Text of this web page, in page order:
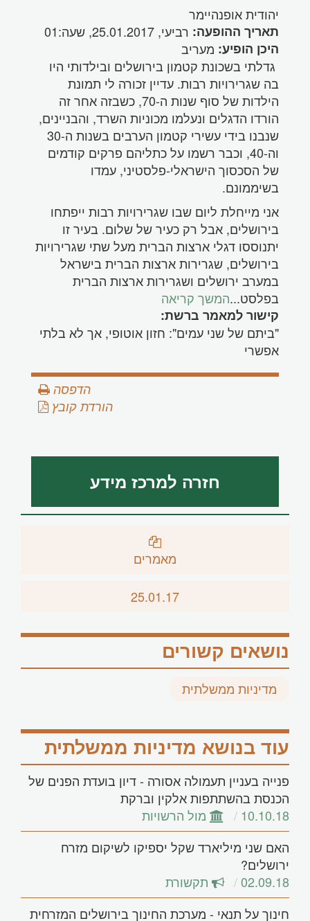
יהודית אופנהיימר
תאריך ההופעה: רביעי, 25.01.2017, שעה:01
היכן הופיע: מעריב
גדלתי בשכונת קטמון בירושלים ובילדותי היו
בה שגרירויות רבות. עדיין זכורה לי תמונת
הילדות של סוף שנות ה-70, כשבזה אחר זה
הורדו הדגלים ונעלמו מכוניות השרד, והבניינים,
שנבנו בידי עשירי קטמון הערבים בשנות ה-30
וה-40, וכבר רשמו על כתליהם פרקים קודמים
של הסכסוך הישראלי-פלסטיני, עמדו
בשיממונם.
אני מייחלת ליום שבו שגרירויות רבות ייפתחו
בירושלים, אבל רק כעיר של שלום. בעיר זו
יתנוססו דגלי ארצות הברית מעל שתי שגרירויות
בירושלים, שגרירות ארצות הברית בישראל
במערב ירושלים ושגרירות ארצות הברית
בפלסט...המשך קריאה
קישור למאמר ברשת:
"ביתם של שני עמים": חזון אוטופי, אך לא בלתי
אפשרי
הדפסה
הורדת קובץ
חזרה למרכז מידע
מאמרים
25.01.17
נושאים קשורים
מדיניות ממשלתית
עוד בנושא מדיניות ממשלתית
פנייה בעניין תעמולה אסורה - דיון בועדת הפנים של
הכנסת בהשתתפות אלקין וברקת
10.10.18
מול הרשויות
האם שני מיליארד שקל יספיקו לשיקום מזרח
ירושלים?
02.09.18
תקשורת
חינוך על תנאי - מערכת החינוך בירושלים המזרחית